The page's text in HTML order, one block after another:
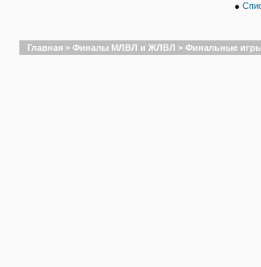
●
Главная > Финалы МЛВЛ и ЖЛВЛ > Финальные игры